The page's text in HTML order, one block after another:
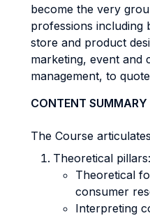
become the very
professions including
store and product
marketing, event and
management, to
CONTENT SUMMARY
The Course
Theoretical pillars:
Theoretical
consumer
Interpreting